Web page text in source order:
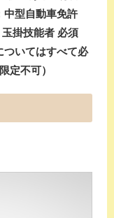
中型自動車免許
掛技能者 必須
いてはすべて必
定不可）